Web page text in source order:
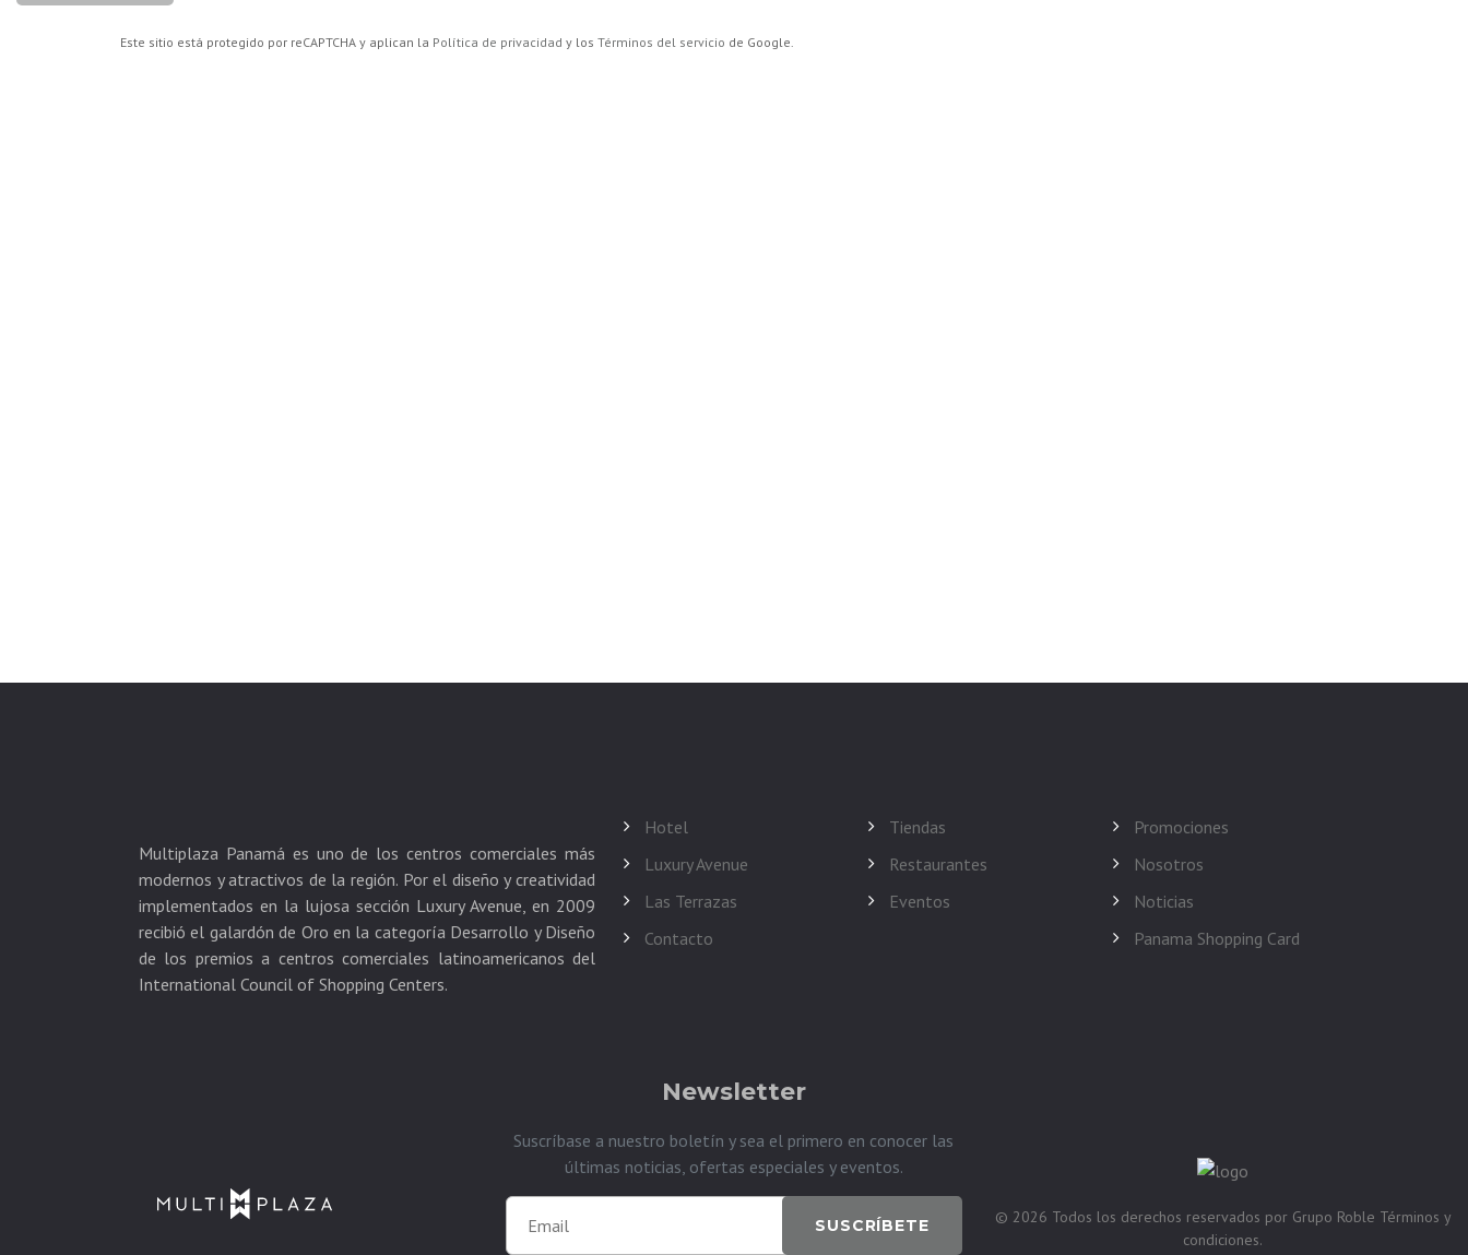
Este sitio está protegido por reCAPTCHA y aplican la Política de privacidad y los Términos del servicio de Google.
Multiplaza Panamá es uno de los centros comerciales más
modernos y atractivos de la región. Por el diseño y creatividad
implementados en la lujosa sección Luxury Avenue, en 2009
recibió el galardón de Oro en la categoría Desarrollo y Diseño
de los premios a centros comerciales latinoamericanos del
Hotel
Luxury Avenue
Las Terrazas
Contacto
Tiendas
Restaurantes
Eventos
Promociones
Nosotros
Noticias
Panama Shopping Card
Newsletter
Suscríbase a nuestro boletín y sea el primero en conocer las
últimas noticias, ofertas especiales y eventos.
SUSCRÍBETE © 2026 Todos los derechos reservados por Grupo Roble Términos y
condiciones.